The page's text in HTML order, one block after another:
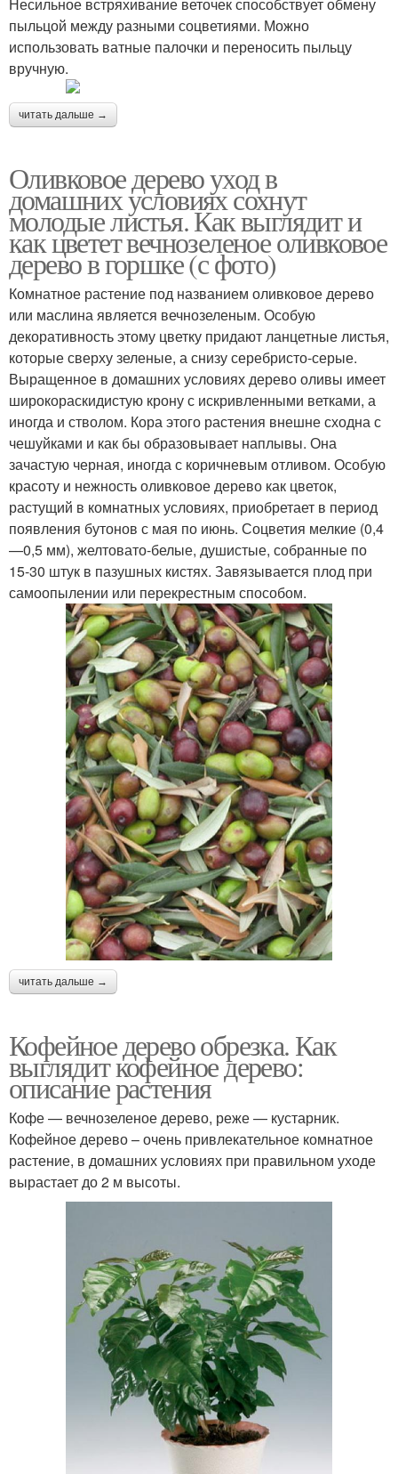
Несильное встряхивание веточек способствует обмену
пыльцой между разными соцветиями. Можно
использовать ватные палочки и переносить пыльцу
вручную.
читать дальше →
Оливковое дерево уход в
домашних условиях сохнут
молодые листья. Как выглядит и
как цветет вечнозеленое оливковое
дерево в горшке (с фото)
Комнатное растение под названием оливковое дерево
или маслина является вечнозеленым. Особую
декоративность этому цветку придают ланцетные листья,
которые сверху зеленые, а снизу серебристо-серые.
Выращенное в домашних условиях дерево оливы имеет
широкораскидистую крону с искривленными ветками, а
иногда и стволом. Кора этого растения внешне сходна с
чешуйками и как бы образовывает наплывы. Она
зачастую черная, иногда с коричневым отливом. Особую
красоту и нежность оливковое дерево как цветок,
растущий в комнатных условиях, приобретает в период
появления бутонов с мая по июнь. Соцветия мелкие (0,4
—0,5 мм), желтовато-белые, душистые, собранные по
15-30 штук в пазушных кистях. Завязывается плод при
самоопылении или перекрестным способом.
читать дальше →
Кофейное дерево обрезка. Как
выглядит кофейное дерево:
описание растения
Кофе — вечнозеленое дерево, реже — кустарник.
Кофейное дерево – очень привлекательное комнатное
растение, в домашних условиях при правильном уходе
вырастает до 2 м высоты.